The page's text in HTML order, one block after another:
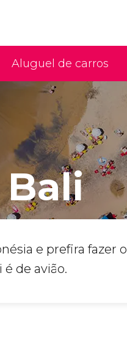
Aluguel de carros
e prefira fazer o
de avião.